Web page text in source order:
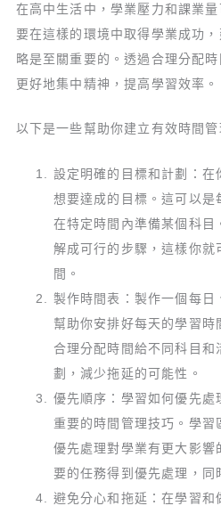
在高中生活中，學業壓力和課業
要在這樣的環境中取得學業成功
略是至關重要的。透過合理分配
更好地集中精神，提高學習效率。
以下是一些幫助你建立有效時間
設定明確的目標和計劃：
想要達成的目標。這可以
在特定時間內準備某個科
解成可行的步驟，這樣你
間。
製作時間表：製作一個每日
幫助你安排好每天的學習時
合理分配時間給不同科目和
劃，減少拖延的可能性。
優先順序：學習如何優先處
重要的時間管理技巧。學習
優先處理對學業有更大影
要的任務得到優先處理，同
避免分心和拖延：在學習